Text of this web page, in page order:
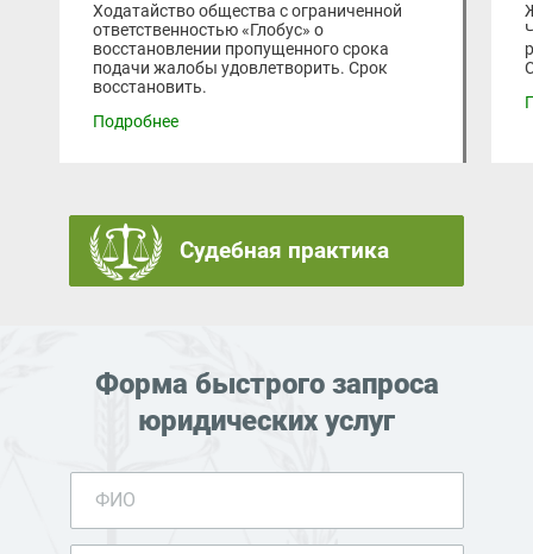
Ходатайство общества с ограниченной
ответственностью «Глобус» о
восстановлении пропущенного срока
подачи жалобы удовлетворить. Срок
восстановить.
Подробнее
Судебная практика
Форма быстрого запроса
юридических услуг